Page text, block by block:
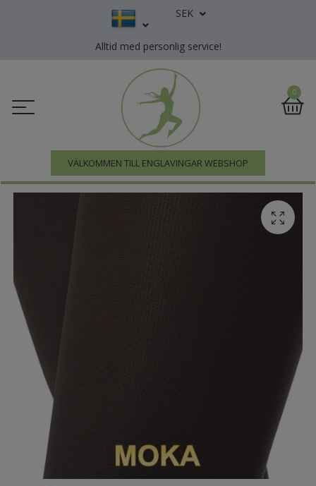
SEK
Alltid med personlig service!
VÄLKOMMEN TILL ENGLAVINGAR WEBSHOP
0